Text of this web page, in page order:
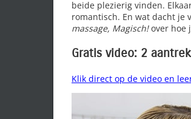
beide plezierig vinden.
romantisch. En wat dacht je
massage, Magisch!over hoe
Gratis video: 2
Klik direct op de video en